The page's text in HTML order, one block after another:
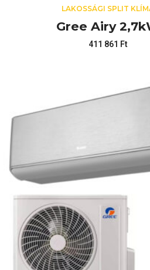
LAKOSSÁGI SPLIT
Gree Airy
411 861 Ft